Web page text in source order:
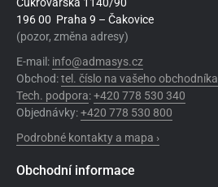
196 00 Praha 9 – Čakovice
(pozor, změna adresy)
E-mail: info@admasys.cz
Obchod:tel. číslo na vašeho obchodníka
Tech. podpora:+420 778 530 340
Objednávky:+420 778 530 800
Podrobné kontakty a mapa ›
Obchodní informace